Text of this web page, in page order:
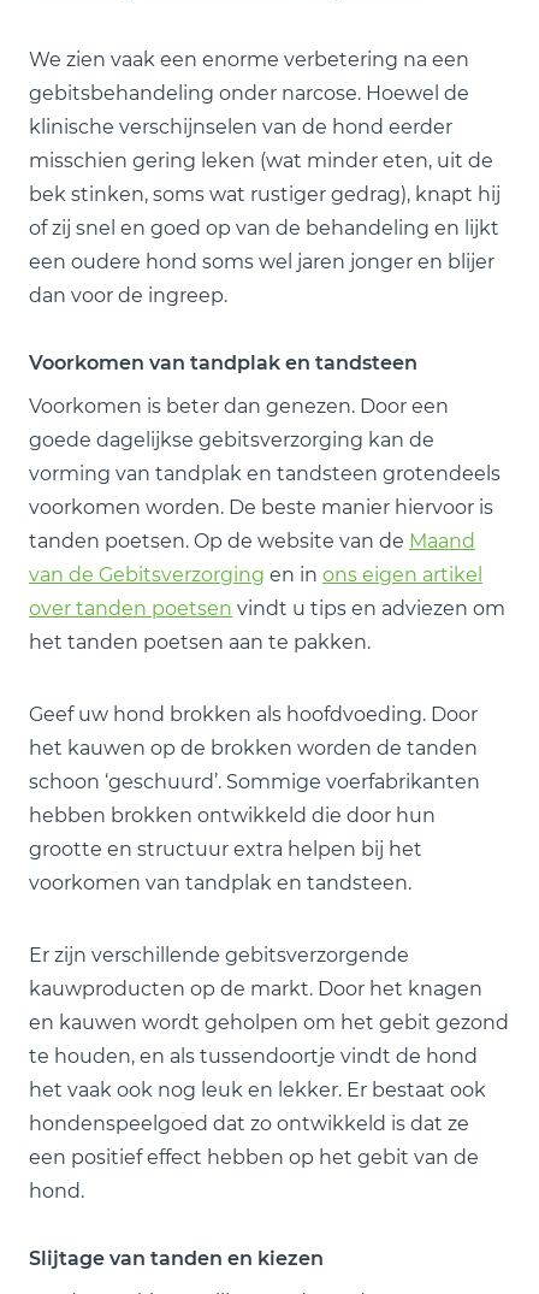
We zien vaak een enorme verbetering na een
gebitsbehandeling onder narcose. Hoewel de
klinische verschijnselen van de hond eerder
misschien gering leken (wat minder eten, uit de
bek stinken, soms wat rustiger gedrag), knapt hij
of zij snel en goed op van de behandeling en lijkt
een oudere hond soms wel jaren jonger en blijer
dan voor de ingreep.
Voorkomen van tandplak en tandsteen
Voorkomen is beter dan genezen. Door een
goede dagelijkse gebitsverzorging kan de
vorming van tandplak en tandsteen grotendeels
voorkomen worden. De beste manier hiervoor is
tanden poetsen. Op de website van de Maand
van de Gebitsverzorging en in ons eigen artikel
over tanden poetsen vindt u tips en adviezen om
het tanden poetsen aan te pakken.
Geef uw hond brokken als hoofdvoeding. Door
het kauwen op de brokken worden de tanden
schoon ‘geschuurd’. Sommige voerfabrikanten
hebben brokken ontwikkeld die door hun
grootte en structuur extra helpen bij het
voorkomen van tandplak en tandsteen.
Er zijn verschillende gebitsverzorgende
kauwproducten op de markt. Door het knagen
en kauwen wordt geholpen om het gebit gezond
te houden, en als tussendoortje vindt de hond
het vaak ook nog leuk en lekker. Er bestaat ook
hondenspeelgoed dat zo ontwikkeld is dat ze
een positief effect hebben op het gebit van de
hond.
Slijtage van tanden en kiezen